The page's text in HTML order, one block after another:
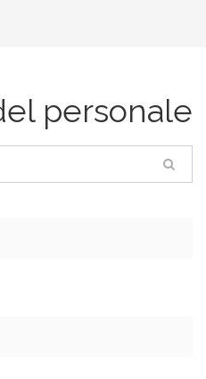
personale